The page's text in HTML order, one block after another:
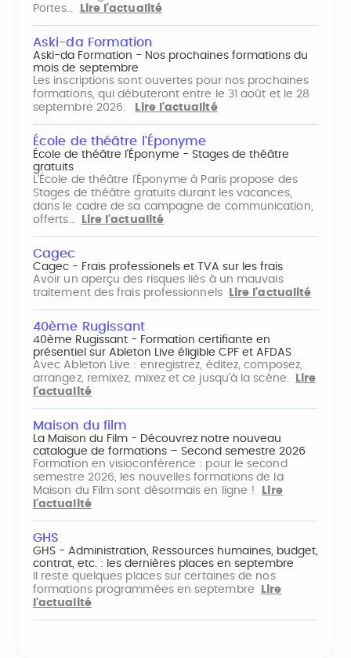
Portes…
Lire l'actualité
Aski-da Formation
Aski-da Formation - Nos prochaines formations du
mois de septembre
Les inscriptions sont ouvertes pour nos prochaines
formations, qui débuteront entre le 31 août et le 28
septembre 2026.
Lire l'actualité
École de théâtre l'Éponyme
École de théâtre l'Éponyme - Stages de théâtre
gratuits
L'École de théâtre l'Éponyme à Paris propose des
Stages de théâtre gratuits durant les vacances,
dans le cadre de sa campagne de communication,
offerts…
Lire l'actualité
Cagec
Cagec - Frais professionels et TVA sur les frais
Avoir un aperçu des risques liés à un mauvais
traitement des frais professionnels
Lire l'actualité
40ème Rugissant
40ème Rugissant - Formation certifiante en
présentiel sur Ableton Live éligible CPF et AFDAS
Avec Ableton Live : enregistrez, éditez, composez,
arrangez, remixez, mixez et ce jusqu'à la scène.
Lire
l'actualité
Maison du film
La Maison du Film - Découvrez notre nouveau
catalogue de formations – Second semestre 2026
Formation en visioconférence : pour le second
semestre 2026, les nouvelles formations de la
Maison du Film sont désormais en ligne !
Lire
l'actualité
GHS
GHS - Administration, Ressources humaines, budget,
contrat, etc. : les dernières places en septembre
Il reste quelques places sur certaines de nos
formations programmées en septembre
Lire
l'actualité